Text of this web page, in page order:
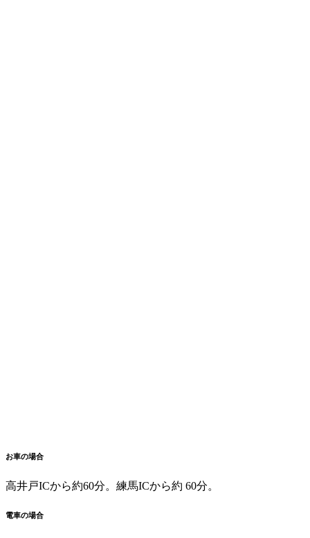
お車の場合
高井戸ICから約60分。練馬ICから約 60分。
電車の場合